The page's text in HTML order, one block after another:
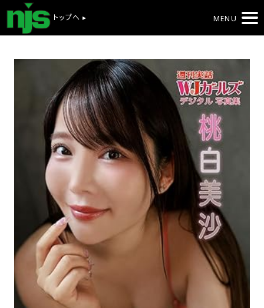
トップへ ▸ MENU